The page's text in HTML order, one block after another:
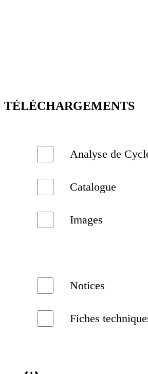
TÉLÉCHARGEMENTS
Analyse de
Catalogue
Images
Notices
Fiches